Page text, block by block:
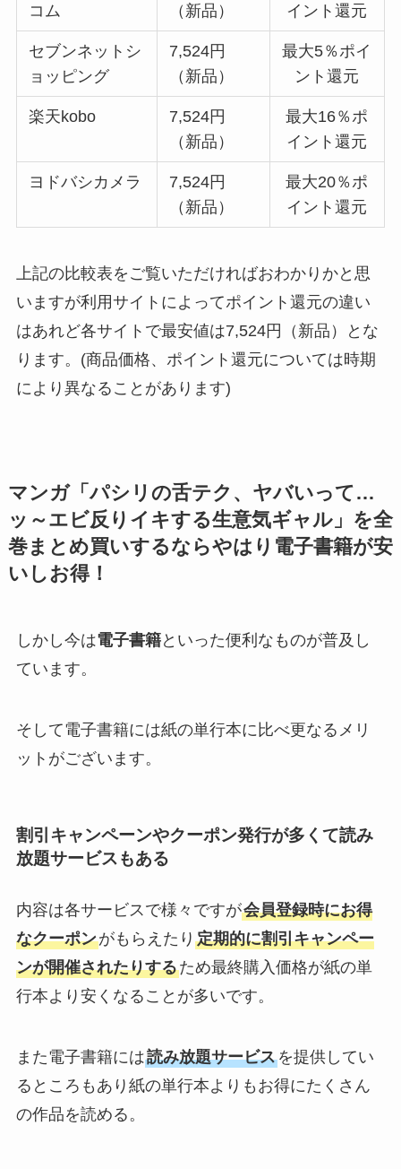
コム
（新品）
イント還元
セブンネットシ
ョッピング
7,524円
（新品）
最大5％ポイ
ント還元
楽天kobo
7,524円
（新品）
最大16％ポ
イント還元
ヨドバシカメラ
7,524円
（新品）
最大20％ポ
イント還元
上記の比較表をご覧いただければおわかりかと思
いますが利用サイトによってポイント還元の違い
はあれど各サイトで最安値は7,524円（新品）とな
ります。(商品価格、ポイント還元については時期
により異なることがあります)
マンガ「パシリの舌テク、ヤバいって…
ッ～エビ反りイキする生意気ギャル」を全
巻まとめ買いするならやはり電子書籍が安
いしお得！
しかし今は電子書籍といった便利なものが普及し
ています。
そして電子書籍には紙の単行本に比べ更なるメリ
ットがございます。
割引キャンペーンやクーポン発行が多くて読み
放題サービスもある
内容は各サービスで様々ですが会員登録時にお得
なクーポンがもらえたり 定期的に割引キャンペー
ンが開催されたりするため最終購入価格が紙の単
行本より安くなることが多いです。
また電子書籍には読み放題サービスを提供してい
るところもあり紙の単行本よりもお得にたくさん
の作品を読める。